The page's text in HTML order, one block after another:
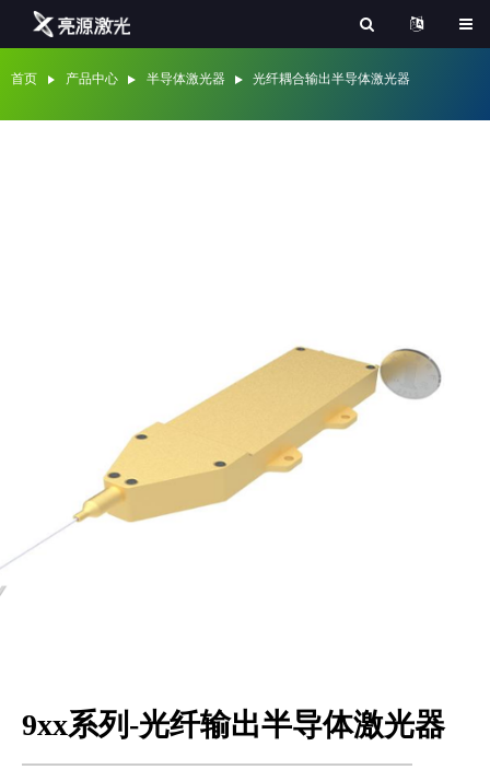
首页 产品中心 半导体激光器 光纤耦合输出半导体激光器
9xx系列-光纤输出半导体激光器